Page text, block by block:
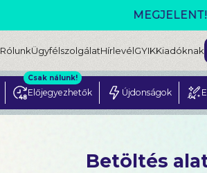
RólunkÜgyfélszolgálatHírlevélGYIKKiadóknak
Előjegyezhetők
Csak nálunk!
Újdonságok
Betöltés